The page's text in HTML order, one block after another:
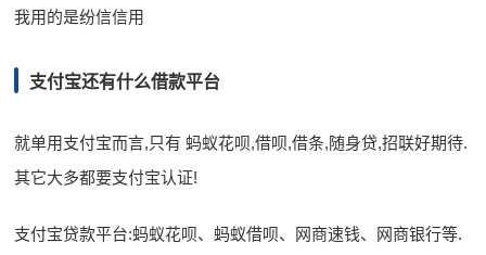
我用的是纷信信用
支付宝还有什么借款平台
就单用支付宝而言,只有 蚂蚁花呗,借呗,借条,随身贷,招联好期待.
其它大多都要支付宝认证!
支付宝贷款平台:蚂蚁花呗、蚂蚁借呗、网商速钱、网商银行等.